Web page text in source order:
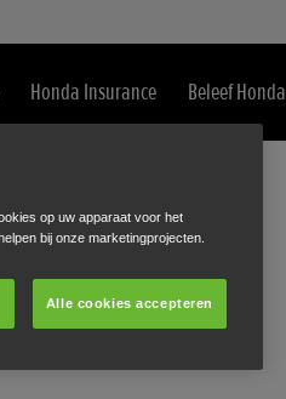
Honda Insurance Beleef Honda
op uw apparaat voor het
bij onze marketingprojecten.
Alle cookies accepteren